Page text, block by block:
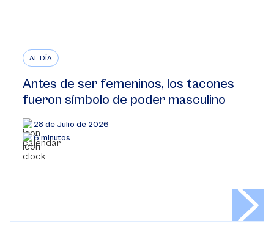
AL DÍA
Antes de ser femeninos, los tacones
fueron símbolo de poder masculino
28 de Julio de 2026
6 minutos